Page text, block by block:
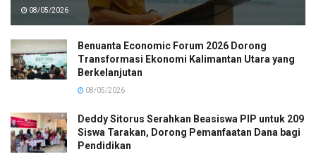
08/05/2026
Benuanta Economic Forum 2026 Dorong
Transformasi Ekonomi Kalimantan Utara yang
Berkelanjutan
08/05/2026
Deddy Sitorus Serahkan Beasiswa PIP untuk 209
Siswa Tarakan, Dorong Pemanfaatan Dana bagi
Pendidikan